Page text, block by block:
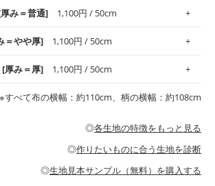
ます。
上履き袋などの通園通学グッズにはツイル生
の寝具、カーテン
した肌触りが特徴です。ベビー用品やハンカ
るアイテムに最適です。高い吸湿性・通気性
などのベビーグッズ
ニック、ワンピースなどの洋服
具
の生地です。軽やかさとなめらかな手触りの
があるので、涼しげなトップスなどに最適で
ツ、チュニックなどのトップス
み＝普通] 1,100円 / 50cm
25％の当店のビエラ生地は、オックス生地よ
柔らかい質感と適度な落ち感を感じられるの
＝やや厚] 1,100円 / 50cm
。しっかりとした張りと厚みがありながらも柔
す。生地の厚みは中厚手です。1枚でも透け感
ロン、テーブルクロスなどの暮らしのアイテム
スカートなどのボトムス
[厚み＝厚] 1,100円 / 50cm
。トートバッグ・ポーチ・ペンケースなどの布
用品に向いています。
※すべて布の横幅：約110cm、柄の横幅：約108cm
◎各生地の特徴をもっと見る
◎作りたいものに合う生地を診断
◎生地見本サンプル（無料）を購入する